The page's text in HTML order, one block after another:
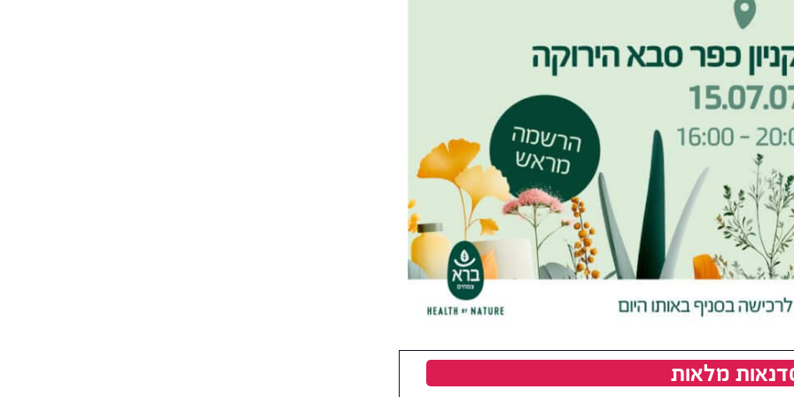
מלאות